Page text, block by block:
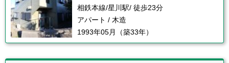
相鉄本線/星川駅/ 徒歩23分
アパート / 木造
1993年05月（築33年）